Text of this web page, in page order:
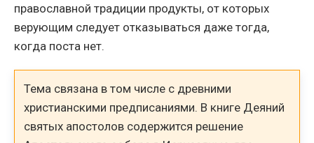
православной традиции продукты, от которых
верующим следует отказываться даже тогда,
когда поста нет.
Тема связана в том числе с древними
христианскими предписаниями. В книге Деяний
святых апостолов содержится решение